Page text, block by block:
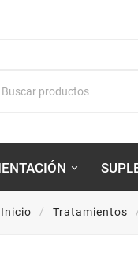
Inicio Tratamientos